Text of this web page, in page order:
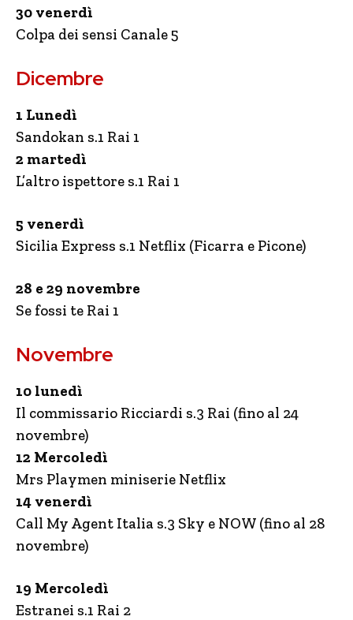
30 venerdì
Colpa dei sensi Canale 5
Dicembre
1 Lunedì
Sandokan s.1 Rai 1
2 martedì
L’altro ispettore s.1 Rai 1
5 venerdì
Sicilia Express s.1 Netflix (Ficarra e Picone)
28 e 29 novembre
Se fossi te Rai 1
Novembre
10 lunedì
Il commissario Ricciardi s.3 Rai (fino al 24
novembre)
12 Mercoledì
Mrs Playmen miniserie Netflix
14 venerdì
Call My Agent Italia s.3 Sky e NOW (fino al 28
novembre)
19 Mercoledì
Estranei s.1 Rai 2